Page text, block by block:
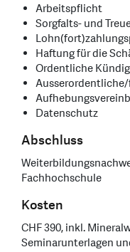
Arbeitspflicht
Sorgfalts- und
Haftung für die
Ordentliche
Datenschutz
Abschluss
Fachhochschule
Kosten
CHF 390, inkl.
Seminarunterlagen